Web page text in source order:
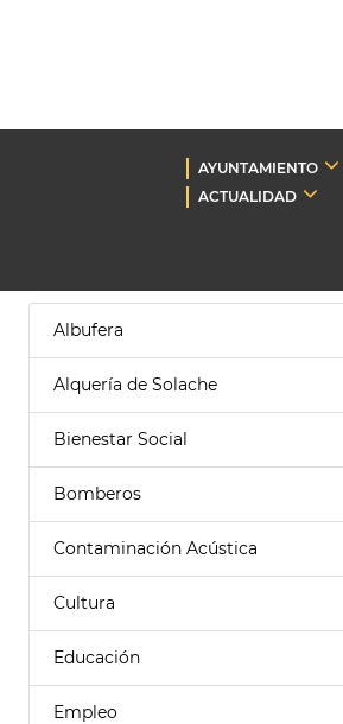
AYUNTAMIENTO
ACTUALIDAD
Albufera
Alquería de Solache
Bienestar Social
Bomberos
Contaminación Acústica
Cultura
Educación
Empleo